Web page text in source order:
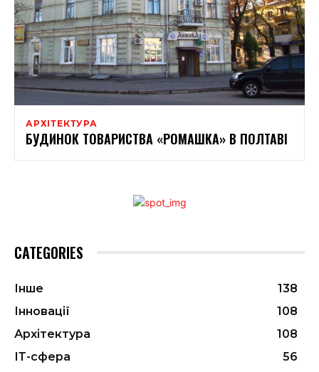
АРХІТЕКТУРА
БУДИНОК ТОВАРИСТВА «РОМАШКА» В ПОЛТАВІ
CATEGORIES
Інше
138
Інновації
108
Архітектура
108
ІТ-сфера
56